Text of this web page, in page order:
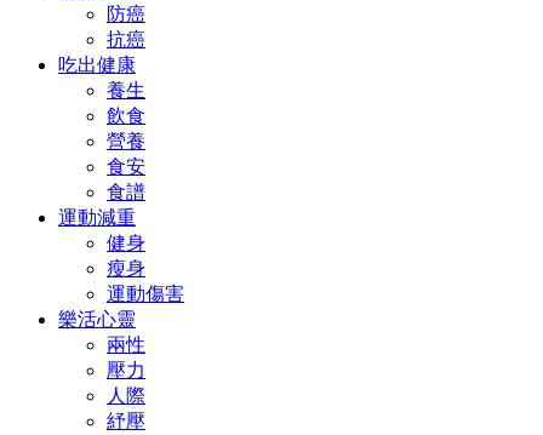
防癌
抗癌
吃出健康
養生
飲食
營養
食安
食譜
運動減重
健身
瘦身
運動傷害
樂活心靈
兩性
壓力
人際
紓壓